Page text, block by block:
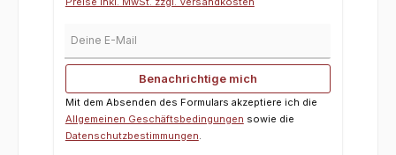
Benachrichtige mich
Mit dem Absenden des Formulars akzeptiere ich die
Allgemeinen Geschäftsbedingungen sowie die
Datenschutzbestimmungen.